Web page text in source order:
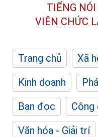
TIẾNG
VIÊN CHỨC
Trang chủ Xã
Kinh doanh
Bạn đọc
Công
Văn hóa - Giải trí